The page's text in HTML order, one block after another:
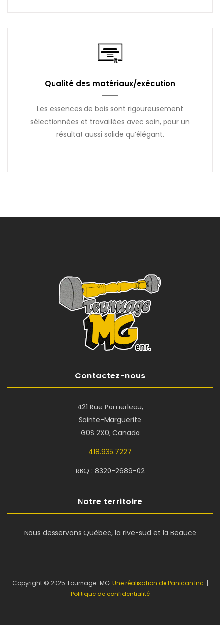
Qualité des matériaux/exécution
Les essences de bois sont rigoureusement
sélectionnées et travaillées avec soin, pour un
résultat aussi solide qu’élégant.
Contactez-nous
421 Rue Pomerleau,
Sainte-Marguerite
G0S 2X0, Canada
418.935.7227
RBQ : 8320-2689-02
Notre territoire
Nous desservons Québec, la rive-sud et la Beauce
Copyright © 2025 Tournage-MG. Une réalisation de Panican Inc. |
Politique de confidentialité